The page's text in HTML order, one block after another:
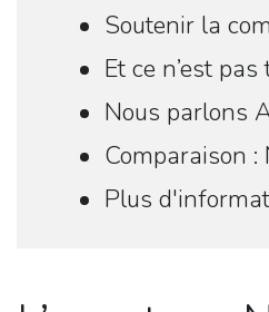
Soutenir la
Et ce n’est pas
Nous parlons
Comparaison :
Plus